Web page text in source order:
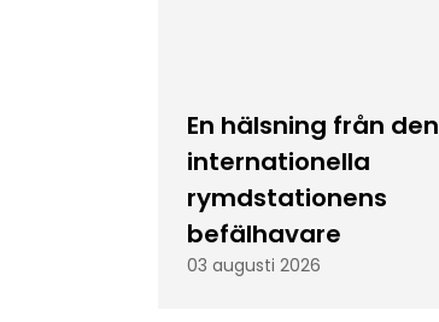
En hälsning från den
internationella
rymdstationens
befälhavare
03 augusti 2026